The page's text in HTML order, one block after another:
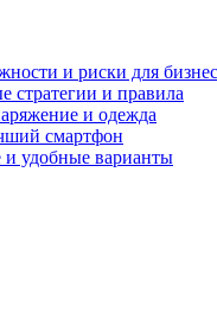
и риски для
стратегии и правила
и одежда
смартфон
удобные варианты